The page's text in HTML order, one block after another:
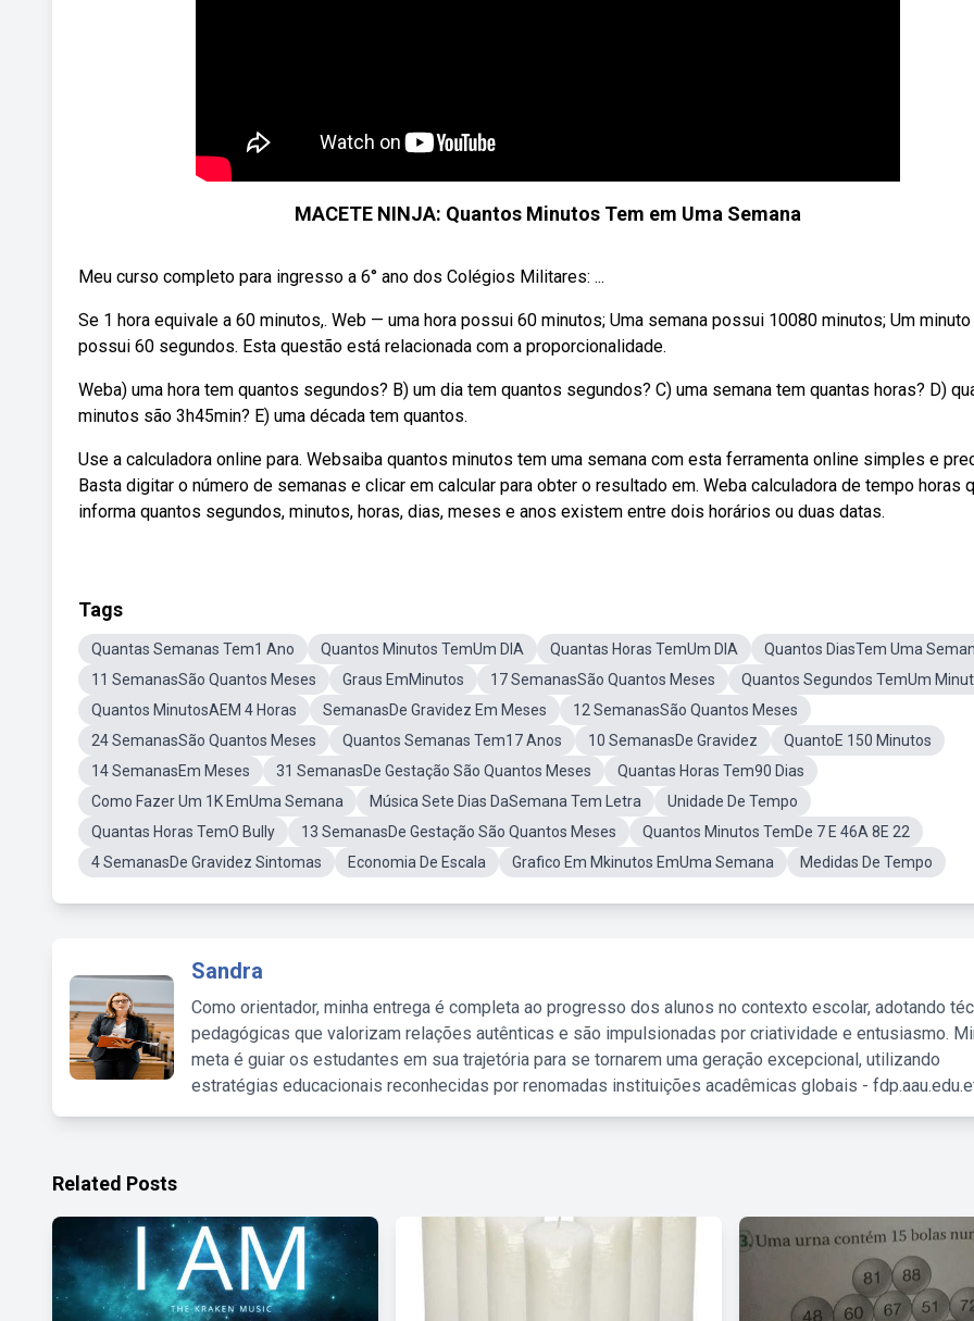
MACETE NINJA: Quantos Minutos Tem em Uma Semana
Meu curso completo para ingresso a 6° ano dos Colégios Militares: ...
Se 1 hora equivale a 60 minutos,. Web — uma hora possui 60 minutos; Uma semana possui 10080 minutos; Um minuto
possui 60 segundos. Esta questão está relacionada com a proporcionalidade.
Weba) uma hora tem quantos segundos? B) um dia tem quantos segundos? C) uma semana tem quantas horas? D)
minutos são 3h45min? E) uma década tem quantos.
Use a calculadora online para. Websaiba quantos minutos tem uma semana com esta ferramenta online simples e
Basta digitar o número de semanas e clicar em calcular para obter o resultado em. Weba calculadora de tempo horas
informa quantos segundos, minutos, horas, dias, meses e anos existem entre dois horários ou duas datas.
Tags
Quantas Semanas Tem1 Ano Quantos Minutos TemUm DIA Quantas Horas TemUm DIA
Quantos DiasTem Uma
11 SemanasSão Quantos Meses
Graus EmMinutos 17 SemanasSão Quantos Meses
Quantos Segundos TemUm
Quantos MinutosAEM 4 Horas
SemanasDe Gravidez Em Meses
12 SemanasSão Quantos Meses
24 SemanasSão Quantos Meses
Quantos Semanas Tem17 Anos 10 SemanasDe Gravidez
QuantoE 150 Minutos
14 SemanasEm Meses
31 SemanasDe Gestação São Quantos Meses
Quantas Horas Tem90 Dias
Como Fazer Um 1K EmUma Semana
Música Sete Dias DaSemana Tem Letra
Unidade De Tempo
Quantas Horas TemO Bully
13 SemanasDe Gestação São Quantos Meses
Quantos Minutos TemDe 7 E 46A 8E 22
4 SemanasDe Gravidez Sintomas
Economia De Escala Grafico Em Mkinutos EmUma Semana Medidas De Tempo
Sandra
Como orientador, minha entrega é completa ao progresso dos alunos no contexto escolar, adotando
pedagógicas que valorizam relações autênticas e são impulsionadas por criatividade e entusiasmo.
meta é guiar os estudantes em sua trajetória para se tornarem uma geração excepcional, utilizando
estratégias educacionais reconhecidas por renomadas instituições acadêmicas globais -
Related Posts